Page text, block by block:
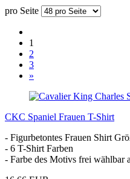
pro Seite
1
2
3
»
CKC Spaniel Frauen T-Shirt
- Figurbetontes Frauen Shirt
- 6 T-Shirt Farben
- Farbe des Motivs frei wählbar